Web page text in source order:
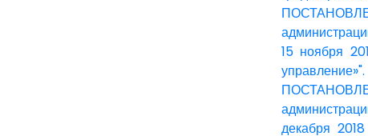
15 ноября
управление»".
декабря